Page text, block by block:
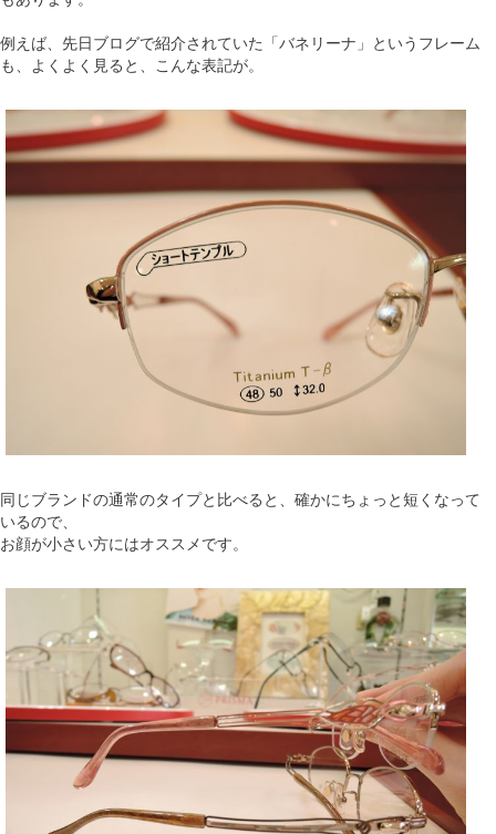
例えば、先日ブログで紹介されていた「バネリーナ」というフレーム
も、よくよく見ると、こんな表記が。
同じブランドの通常のタイプと比べると、確かにちょっと短くなって
いるので、
お顔が小さい方にはオススメです。